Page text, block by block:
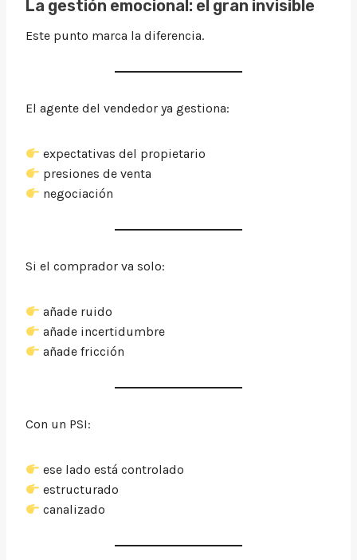
La gestión emocional: el gran invisible
Este punto marca la diferencia.
El agente del vendedor ya gestiona:
expectativas del propietario
presiones de venta
negociación
Si el comprador va solo:
añade ruido
añade incertidumbre
añade fricción
Con un PSI:
ese lado está controlado
estructurado
canalizado